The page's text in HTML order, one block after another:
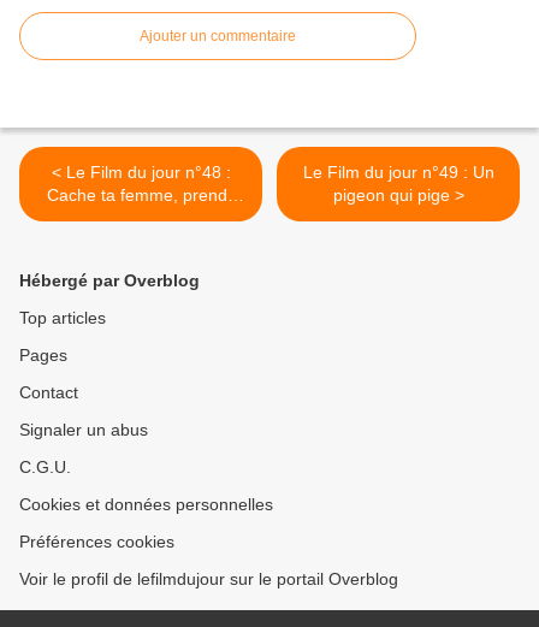
Ajouter un commentaire
< Le Film du jour n°48 :
Cache ta femme, prends
ton fusil, voici les
Le Film du jour n°49 : Un
pigeon qui pige >
Hébergé par Overblog
Top articles
Pages
Contact
Signaler un abus
C.G.U.
Cookies et données personnelles
Préférences cookies
Voir le profil de lefilmdujour sur le portail Overblog